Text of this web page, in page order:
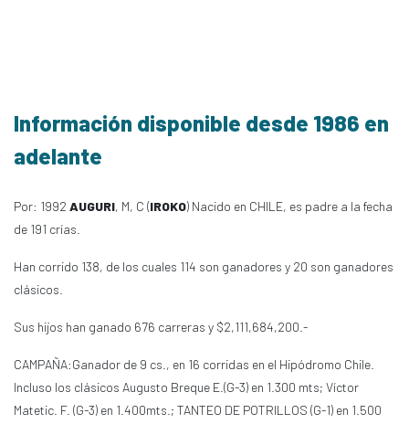
Información disponible desde 1986 en
adelante
Por: 1992 AUGURI, M, C (IROKO) Nacido en CHILE, es padre a la fecha
de 191 crías.
Han corrido 138, de los cuales 114 son ganadores y 20 son ganadores
clásicos.
Sus hijos han ganado 676 carreras y $2,111,684,200.-
CAMPAÑA:Ganador de 9 cs., en 16 corridas en el Hipódromo Chile.
Incluso los clásicos Augusto Breque E.(G-3) en 1.300 mts; Víctor
Matetic. F. (G-3) en 1.400mts.; TANTEO DE POTRILLOS (G-1) en 1.500